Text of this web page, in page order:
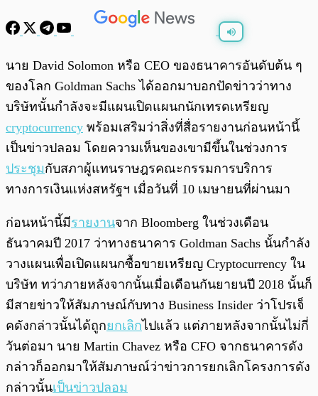
0:00 / 0:00
นาย David Solomon หรือ CEO ของธนาคารอันดับต้น ๆ
ของโลก Goldman Sachs ได้ออกมาบอกปัดข่าวว่าทาง
บริษัทนั้นกำลังจะมีแผนเปิดแผนกนักเทรดเหรียญ
cryptocurrency พร้อมเสริมว่าสิ่งที่สื่อรายงานก่อนหน้านี้
เป็นข่าวปลอม โดยความเห็นของเขามีขึ้นในช่วงการ
ประชุมกับสภาผู้แทนราษฎรคณะกรรมการบริการ
ทางการเงินแห่งสหรัฐฯ เมื่อวันที่ 10 เมษายนที่ผ่านมา
ก่อนหน้านี้มีรายงานจาก Bloomberg ในช่วงเดือน
ธันวาคมปี 2017 ว่าทางธนาคาร Goldman Sachs นั้นกำลัง
วางแผนเพื่อเปิดแผนกซื้อขายเหรียญ Cryptocurrency ใน
บริษัท ทว่าภายหลังจากนั้นเมื่อเดือนกันยายนปี 2018 นั้นก็
มีสายข่าวให้สัมภาษณ์กับทาง Business Insider ว่าโปรเจ็
คดังกล่าวนั้นได้ถูกยกเลิกไปแล้ว แต่ภายหลังจากนั้นไม่กี่
วันต่อมา นาย Martin Chavez หรือ CFO จากธนาคารดัง
กล่าวก็ออกมาให้สัมภาษณ์ว่าข่าวการยกเลิกโครงการดัง
กล่าวนั้นเป็นข่าวปลอม